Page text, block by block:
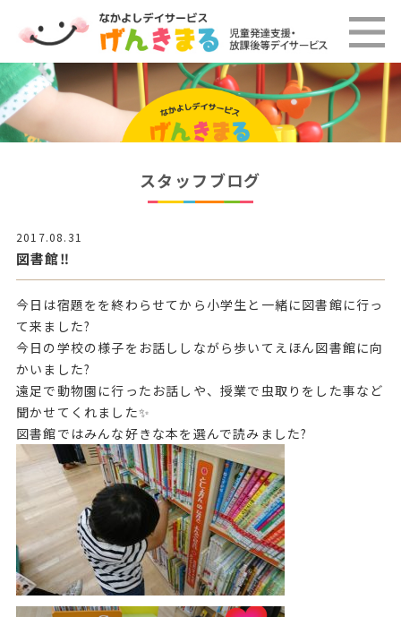
スタッフブログ
2017.08.31
図書館‼️
今日は宿題をを終わらせてから小学生と一緒に図書館に行っ
て来ました?
今日の学校の様子をお話ししながら歩いてえほん図書館に向
かいました?
遠足で動物園に行ったお話しや、授業で虫取りをした事など
聞かせてくれました✨
図書館ではみんな好きな本を選んで読みました?